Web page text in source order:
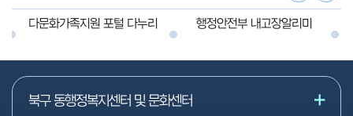
다문화가족지원 포털 다누리 행정안전부 내고장알리미
북구 동행정복지센터 및 문화센터